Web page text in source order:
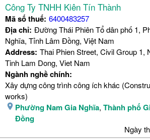
Công Ty TNHH Kiên Tín Thành
Mã số thuế: 6400483257
Địa chỉ: Đường Thái Phiên Tổ dân phố 1,
Nghĩa, Tỉnh Lâm Đồng, Việt Nam
Address: Thai Phien Street, Civil Group 1,
Tinh Lam Dong, Viet Nam
Ngành nghề chính:
Xây dựng công trình công ích khác
works)
Phường Nam Gia Nghĩa, Thành phố
Đồng
Ngày